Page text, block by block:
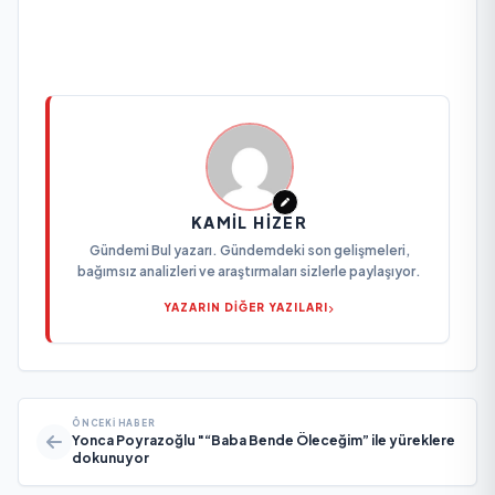
KAMIL HIZER
Gündemi Bul yazarı. Gündemdeki son gelişmeleri,
bağımsız analizleri ve araştırmaları sizlerle paylaşıyor.
YAZARIN DİĞER YAZILARI
ÖNCEKI HABER
Yonca Poyrazoğlu "“Baba Bende Öleceğim” ile yüreklere
dokunuyor